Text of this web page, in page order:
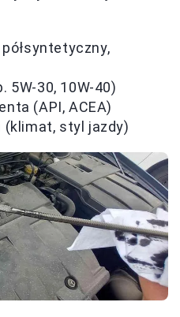
5W-30, 10W-40)
(API, ACEA)
(klimat, styl jazdy)